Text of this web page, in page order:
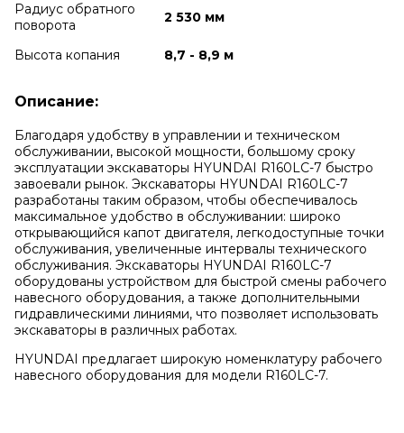
Радиус обратного
поворота
2 530 мм
Высота копания 8,7 - 8,9 м
Описание:
Благодаря удобству в управлении и техническом
обслуживании, высокой мощности, большому сроку
эксплуатации экскаваторы HYUNDAI R160LC-7 быстро
завоевали рынок. Экскаваторы HYUNDAI R160LC-7
разработаны таким образом, чтобы обеспечивалось
максимальное удобство в обслуживании: широко
открывающийся капот двигателя, легкодоступные точки
обслуживания, увеличенные интервалы технического
обслуживания. Экскаваторы HYUNDAI R160LC-7
оборудованы устройством для быстрой смены рабочего
навесного оборудования, а также дополнительными
гидравлическими линиями, что позволяет использовать
экскаваторы в различных работах.
HYUNDAI предлагает широкую номенклатуру рабочего
навесного оборудования для модели R160LC-7.